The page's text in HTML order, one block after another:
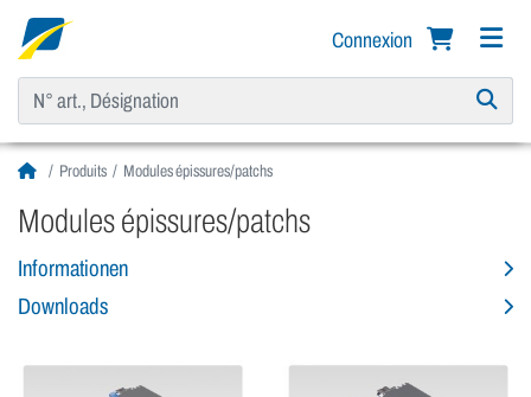
Connexion
Produits Modules épissures/patchs
Modules épissures/patchs
Informationen
Downloads